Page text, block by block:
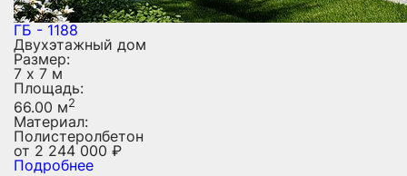
ГБ - 1188
Двухэтажный дом
Размер:
7 х 7 м
Площадь:
66.00 м2
Материал:
Полистеролбетон
от 2 244 000 ₽
Подробнее